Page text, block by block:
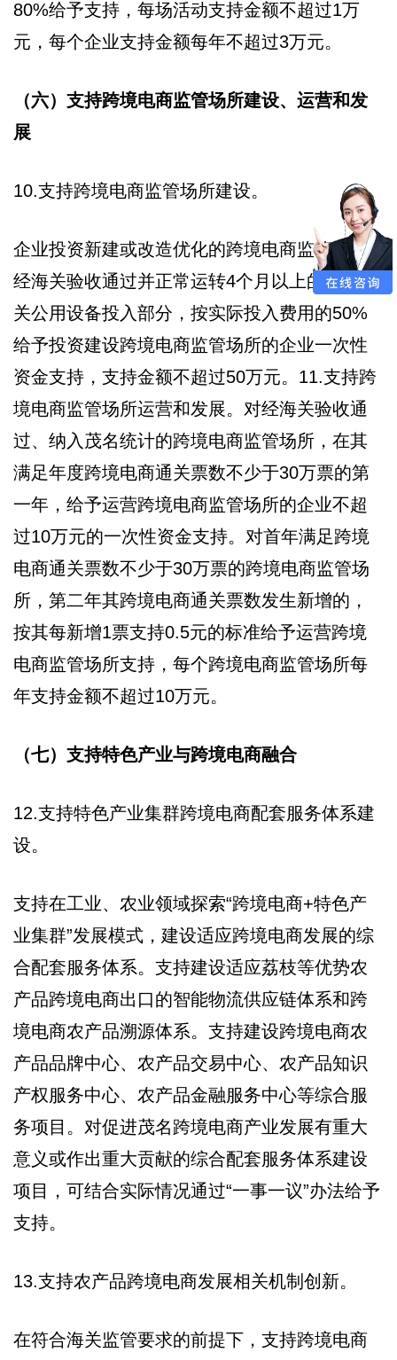
80%给予支持，每场活动支持金额不超过1万
元，每个企业支持金额每年不超过3万元。
（六）支持跨境电商监管场所建设、运营和发
展
10.支持跨境电商监管场所建设。
企业投资新建或改造优化的跨境电商监管场所
经海关验收通过并正常运转4个月以上的，对通
关公用设备投入部分，按实际投入费用的50%
给予投资建设跨境电商监管场所的企业一次性
资金支持，支持金额不超过50万元。11.支持跨
境电商监管场所运营和发展。对经海关验收通
过、纳入茂名统计的跨境电商监管场所，在其
满足年度跨境电商通关票数不少于30万票的第
一年，给予运营跨境电商监管场所的企业不超
过10万元的一次性资金支持。对首年满足跨境
电商通关票数不少于30万票的跨境电商监管场
所，第二年其跨境电商通关票数发生新增的，
按其每新增1票支持0.5元的标准给予运营跨境
电商监管场所支持，每个跨境电商监管场所每
年支持金额不超过10万元。
（七）支持特色产业与跨境电商融合
12.支持特色产业集群跨境电商配套服务体系建
设。
支持在工业、农业领域探索“跨境电商+特色产
业集群”发展模式，建设适应跨境电商发展的综
合配套服务体系。支持建设适应荔枝等优势农
产品跨境电商出口的智能物流供应链体系和跨
境电商农产品溯源体系。支持建设跨境电商农
产品品牌中心、农产品交易中心、农产品知识
产权服务中心、农产品金融服务中心等综合服
务项目。对促进茂名跨境电商产业发展有重大
意义或作出重大贡献的综合配套服务体系建设
项目，可结合实际情况通过“一事一议”办法给予
支持。
13.支持农产品跨境电商发展相关机制创新。
在符合海关监管要求的前提下，支持跨境电商